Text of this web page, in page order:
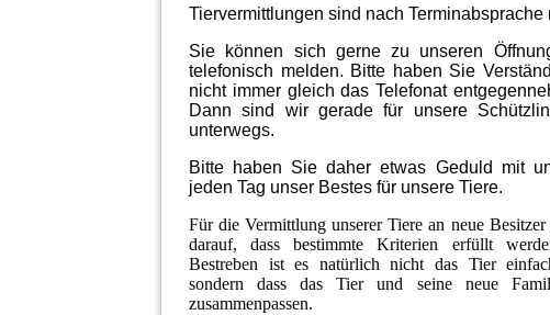
Tiervermittlungen sind nach
Sie können sich gerne zu unseren
telefonisch melden. Bitte haben Sie
nicht immer gleich das Telefonat
Dann sind wir gerade für unsere
unterwegs.
Bitte haben Sie daher etwas Geduld mit
jeden Tag unser Bestes für unsere Tiere.
Für die Vermittlung unserer Tiere an neue
darauf, dass bestimmte Kriterien erfüllt
Bestreben ist es natürlich nicht das Tier
sondern dass das Tier und seine neue
zusammenpassen.